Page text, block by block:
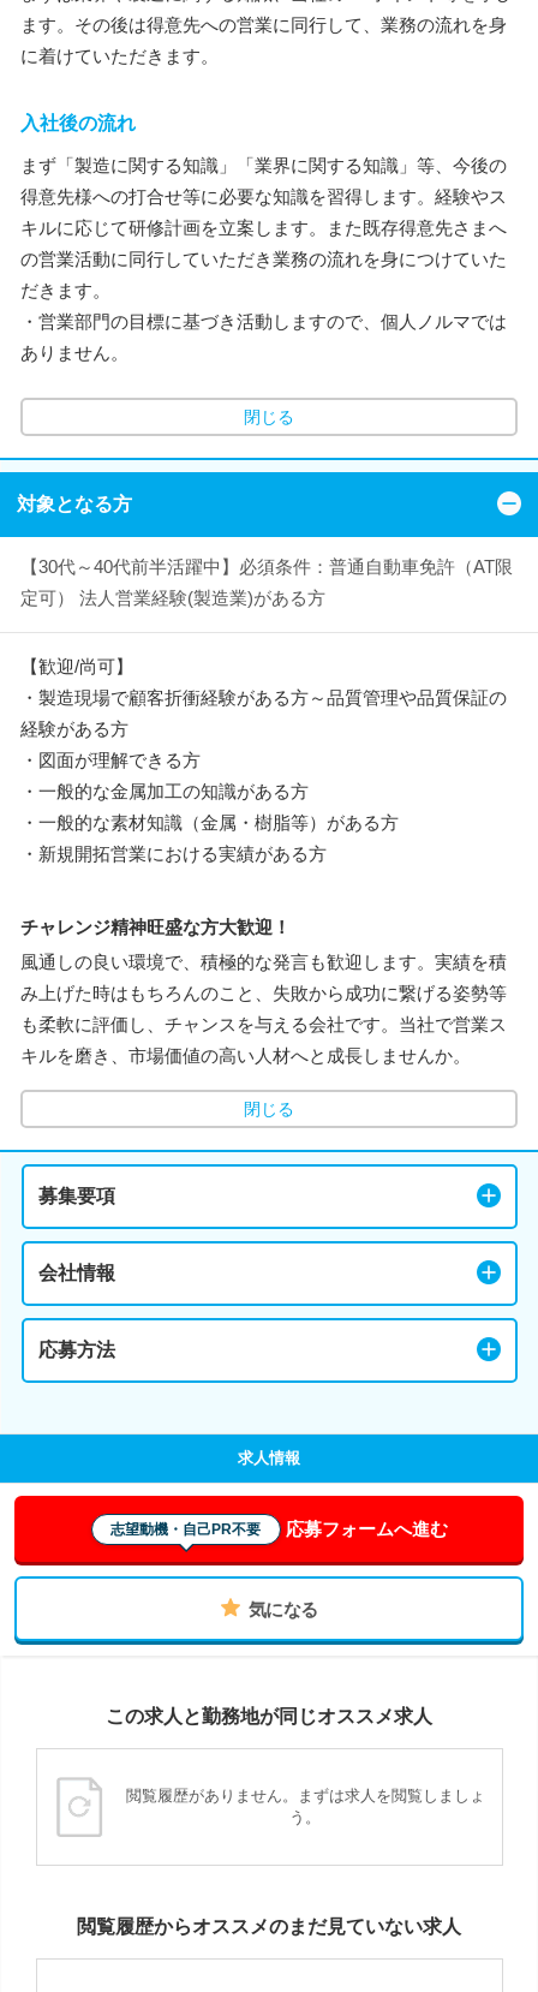
ます。その後は得意先への営業に同行して、業務の流れを身
に着けていただきます。
入社後の流れ
まず「製造に関する知識」「業界に関する知識」等、今後の
得意先様への打合せ等に必要な知識を習得します。経験やス
キルに応じて研修計画を立案します。また既存得意先さまへ
の営業活動に同行していただき業務の流れを身につけていた
だきます。
・営業部門の目標に基づき活動しますので、個人ノルマでは
ありません。
閉じる
対象となる方
【30代～40代前半活躍中】必須条件：普通自動車免許（AT限
定可） 法人営業経験(製造業)がある方
【歓迎/尚可】
・製造現場で顧客折衝経験がある方～品質管理や品質保証の
経験がある方
・図面が理解できる方
・一般的な金属加工の知識がある方
・一般的な素材知識（金属・樹脂等）がある方
・新規開拓営業における実績がある方
チャレンジ精神旺盛な方大歓迎！
風通しの良い環境で、積極的な発言も歓迎します。実績を積
み上げた時はもちろんのこと、失敗から成功に繋げる姿勢等
も柔軟に評価し、チャンスを与える会社です。当社で営業ス
キルを磨き、市場価値の高い人材へと成長しませんか。
閉じる
募集要項
会社情報
応募方法
求人情報
志望動機・自己PR不要 応募フォームへ進む
気になる
この求人と勤務地が同じオススメ求人
閲覧履歴がありません。まずは求人を閲覧しましょ
う。
閲覧履歴からオススメのまだ見ていない求人